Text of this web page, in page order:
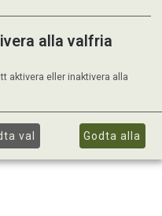
alla valfria
aktivera eller inaktivera alla
val Godta alla